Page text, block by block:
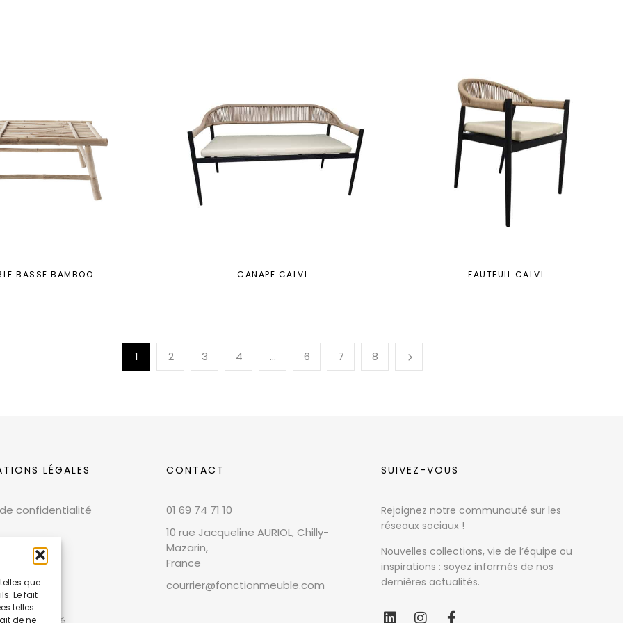
que
Le fait
telles
de ne
BASSE BAMBOO CANAPE CALVI FAUTEUIL CALVI
1 2 3 4 … 6 7 8
LÉGALES
confidentialité
CONTACT
01 69 74 71 10
10 rue Jacqueline AURIOL, Chilly-
Mazarin,
France
courrier@fonctionmeuble.com
SUIVEZ-VOUS
Rejoignez notre communauté sur les
réseaux sociaux !
Nouvelles collections, vie de l’équipe ou
inspirations : soyez informés de nos
dernières actualités.